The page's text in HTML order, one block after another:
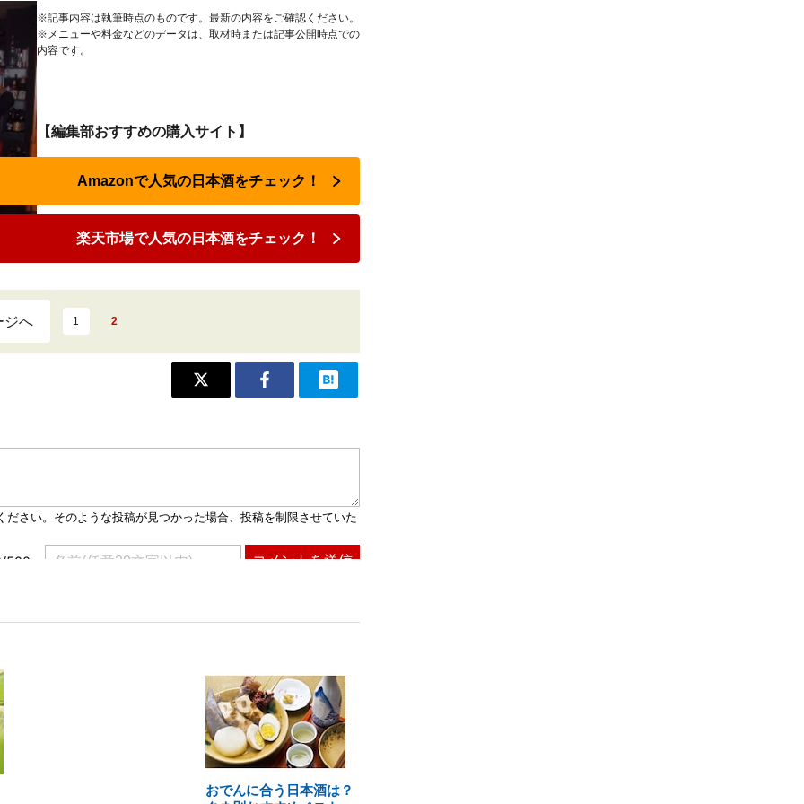
※記事内容は執筆時点のものです。最新の内容をご確認ください。
※メニューや料金などのデータは、取材時または記事公開時点での
内容です。
【編集部おすすめの購入サイト】
Amazonで人気の日本酒をチェック！
楽天市場で人気の日本酒をチェック！
ジへ 1 2
おでんに合う日本酒は？